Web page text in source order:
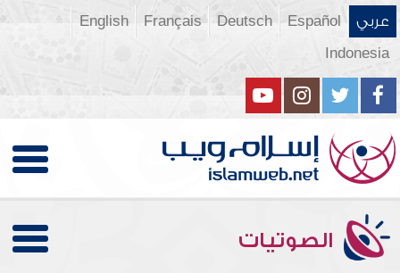
عربي Español
Deutsch
Français
English
Indonesia
الصوتيات